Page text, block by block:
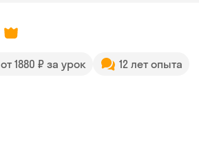
от 1880 ₽ за урок 12 лет опыта